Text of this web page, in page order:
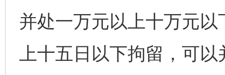
并处一万元以上十万元
上十五日以下拘留，可